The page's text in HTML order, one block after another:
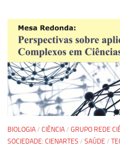
Polo Ribeirão Preto
Equipe
Estrutura do polo
Espaço de Eventos
Projetos
Ciência Por Elas
BIOLOGIA/ CIÊNCIA/ GRUPO REDE
SOCIEDADE: CIENARTES / SAÚDE /